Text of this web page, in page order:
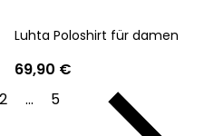
Luhta Poloshirt für damen
69,90 €
2 ... 5